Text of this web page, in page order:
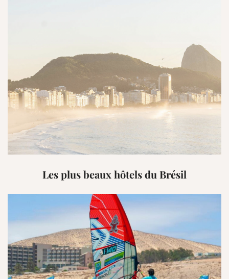
Les plus beaux hôtels du Brésil